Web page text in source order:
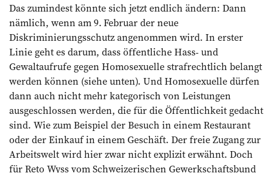
Das zumindest könnte sich jetzt endlich ändern: Dann
nämlich, wenn am 9. Februar der neue
Diskriminierungsschutz angenommen wird. In erster
Linie geht es darum, dass öffentliche Hass- und
Gewaltaufrufe gegen Homosexuelle strafrechtlich belangt
werden können (siehe unten). Und Homosexuelle dürfen
dann auch nicht mehr kategorisch von Leistungen
ausgeschlossen werden, die für die Öffentlichkeit gedacht
sind. Wie zum Beispiel der Besuch in einem Restaurant
oder der Einkauf in einem Geschäft. Der freie Zugang zur
Arbeitswelt wird hier zwar nicht explizit ­erwähnt. Doch
für Reto Wyss vom Schweizerischen Gewerkschaftsbund